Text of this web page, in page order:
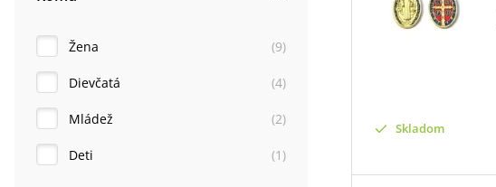
Žena (9)
Dievčatá (4)
Mládež (2)
Deti (1 )
Skladom